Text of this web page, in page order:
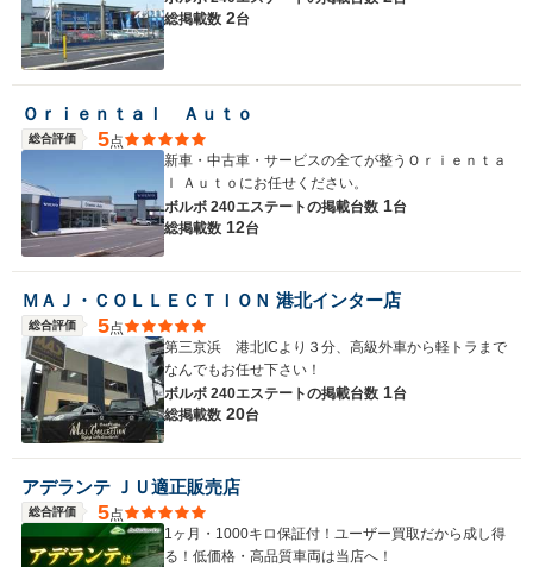
総掲載数 2台
Ｏｒｉｅｎｔａｌ Ａｕｔｏ
総合評価 5点
新車・中古車・サービスの全てが整うＯｒｉｅｎｔａ
ｌ Ａｕｔｏにお任せください。
ボルボ 240エステートの掲載台数 1台
総掲載数 12台
ＭＡＪ・ＣＯＬＬＥＣＴＩＯＮ 港北インター店
総合評価 5点
第三京浜 港北ICより３分、高級外車から軽トラまで
なんでもお任せ下さい！
ボルボ 240エステートの掲載台数 1台
総掲載数 20台
アデランテ ＪＵ適正販売店
総合評価 5点
1ヶ月・1000キロ保証付！ユーザー買取だから成し得
る！低価格・高品質車両は当店へ！